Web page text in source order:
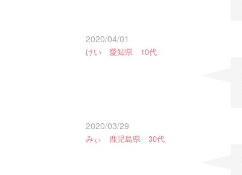
2020/04/01
けい 愛知県 10代
2020/03/29
みぃ 鹿児島県 30代